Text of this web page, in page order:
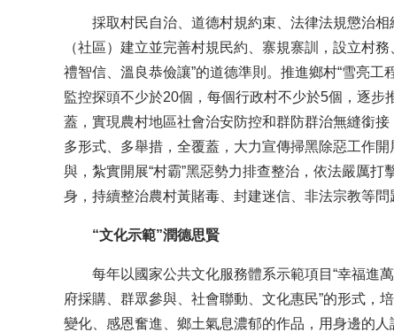
採取村民自治、道德村規約束、法律法規懲治相
（社區）建立並完善村規民約、寨規寨訓，設立村
禮智信、溫良恭儉讓”的道德準則。推進鄉村“雪亮
監控探頭不少於20個，每個行政村不少於5個，逐
蓋，實現農村地區社會治安防控和群防群治無縫銜
多形式、多舉措，全覆蓋，大力宣傳掃黑除惡工作
與，紮實開展“村霸”黑惡勢力排查整治，依法嚴厲
身，持續整治農村黃賭毒、封建迷信、非法宗教等問
“文化示範”潤德思賢
每年以國家公共文化服務體系示範項目“幸福進萬
府採購、群眾參與、社會聯動、文化惠民”的形式，
變化、感恩奮進、鄉土氣息濃郁的作品，用身邊的